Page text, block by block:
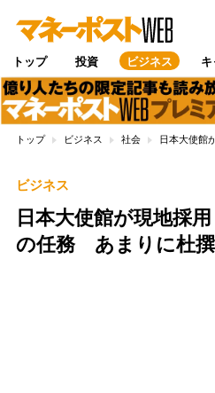
トップ 投資 ビジネス
トップ ビジネス 社会 日本大使館
ビジネス
日本大使館が現地採
の任務 あまりに杜